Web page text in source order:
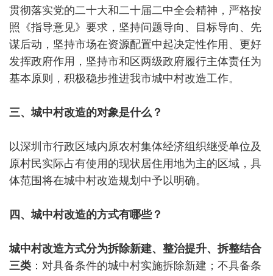
贯彻落实党的二十大和二十届二中全会精神，严格按
照《指导意见》要求，坚持问题导向、目标导向、先
谋后动，坚持市场在资源配置中起决定性作用、更好
发挥政府作用，坚持市和区两级政府履行主体责任为
基本原则，积极稳步推进我市城中村改造工作。
三、城中村改造的对象是什么？
以深圳市行政区域内原农村集体经济组织继受单位及
原村民实际占有使用的现状居住用地为主的区域，具
体范围将在城中村改造规划中予以明确。
四、城中村改造的方式有哪些？
城中村改造方式分为拆除新建、整治提升、拆整结合
三类 ：对具备条件的城中村实施拆除新建；不具备条